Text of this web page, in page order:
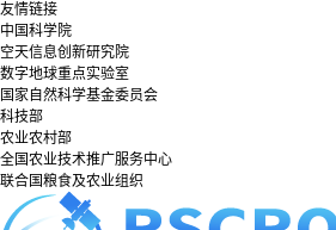
友情链接
中国科学院
空天信息创新研究院
数字地球重点实验室
国家自然科学基金委员会
科技部
农业农村部
全国农业技术推广服务中心
联合国粮食及农业组织